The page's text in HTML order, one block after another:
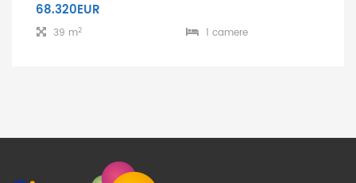
68.320EUR
39 m2 1 camere